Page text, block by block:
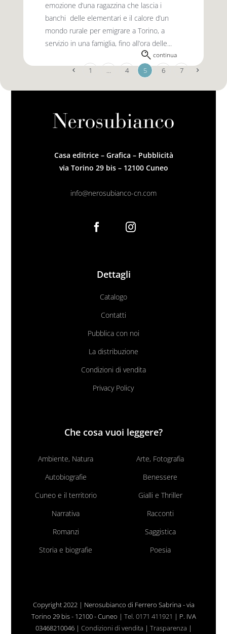
emozione d’una ragazzina che lascia i
banchi delle elementari e il calore d’un
mondo rurale per emigrare a Torino, a
servizio in una famiglia, fino all’ora delle...
continua
1 … 4 5 6 7
Casa editrice – Grafica – Pubblicità
via Torino 29 bis – 12100 Cuneo
info@nerosubianco-cn.com
Dettagli
Catalogo
Contatti
Pubblica con noi
La distribuzione
Condizioni di vendita
Privacy Policy
Che cosa vuoi leggere?
Ambiente, Natura
Arte, Fotografia
Autobiografie
Benessere
Cuneo e il territorio
Gialli e Thriller
Narrativa
Racconti
Romanzi
Saggistica
Storia e biografie
Poesia
Copyright 2022 | Nerosubianco di Ferrero Sabrina - via
Torino 29 bis - 12100 - Cuneo | Tel. 0171 411921 | P. IVA
03468210046 | Condizioni di vendita | Trasparenza |